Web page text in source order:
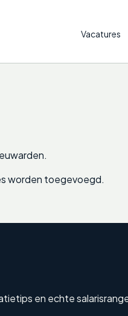
Vacatures
.
worden toegevoegd.
en echte